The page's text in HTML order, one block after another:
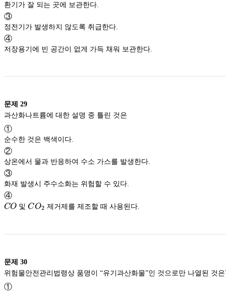
환기가 잘 되는 곳에 보관한다.
③
정전기가 발생하지 않도록 취급한다.
④
저장용기에 빈 공간이 없게 가득 채워 보관한다.
문제 29
①
순수한 것은 백색이다.
②
상온에서 물과 반응하여 수소 가스를 발생한다.
③
화재 발생시 주수소화는 위험할 수 있다.
④
CO
CO 및CO_2
CO2 제거제를 제조할 때 사용된다.
문제 30
①